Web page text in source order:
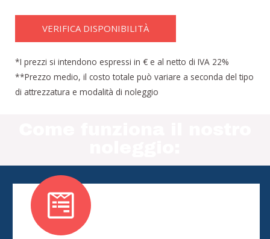
VERIFICA DISPONIBILITÀ
*I prezzi si intendono espressi in € e al netto di IVA 22%
**Prezzo medio, il costo totale può variare a seconda del tipo
di attrezzatura e modalità di noleggio